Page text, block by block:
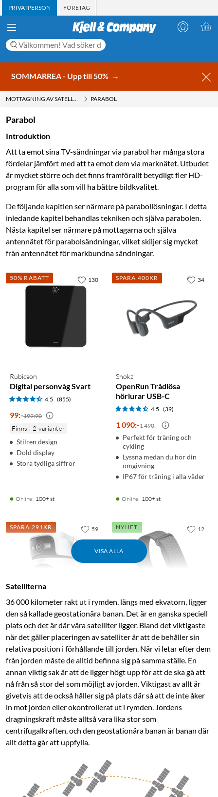
PRIVATPERSON FÖRETAG
SOMMARREA - Upp till 50% →
MOTTAGNING AV SATELLIT-TV PARABOL
Parabol
Introduktion
Att ta emot sina TV-sändningar via parabol har många stora
fördelar jämfört med att ta emot dem via marknätet. Utbudet
är mycket större och det finns framförallt betydligt fler HD-
program för alla som vill ha bättre bildkvalitet.
De följande kapitlen ser närmare på parabollösningar. I detta
inledande kapitel ­behandlas tekniken och själva parabolen.
Nästa kapitel ser närmare på mottagarna och själva
antennätet för parabolsändningar, vilket skiljer sig mycket
från antennätet för markbundna sändningar.
50% RABATT
Rubicson
Digital personvåg Svart
4.5 (855)
99:-199:90
Finns i 2 varianter
Stilren design
Dold display
Stora tydliga siffror
Online: 100+ st
130 SPARA 400KR
Shokz
OpenRun Trådlösa
hörlurar USB-C
4.5 (39)
1 090:-1 490:-
Perfekt för träning och
cykling
Lyssna medan du hör din
omgivning
IP67 för träning i alla väder
Online: 100+ st
34
VISA ALLA
SPARA 291KR
TP-Link
Tapo C545D
Övervakningskamera med
dubbla linser 2K, IP66, wifi
999:-1 290:-
Dubbla 2K-linser med
synkroniserad AI-spårning
Fullfärgs nattseende och 99
dB-siren
IP66-klassad för
utomhusbruk året runt
59 NYHET
Google
Fitbit Air skärmlöst
aktivitetsarmband
Obsidian
1 199:-
Finns i 3 varianter
Upp till 7 dagars batteritid
Puls, sömn och AFib-
övervakning
12
Satelliterna
36 000 kilometer rakt ut i rymden, längs med ekvatorn, ligger
den så kallade geo­stationära banan. Det är en ganska speciell
plats och det är där våra satelliter ligger. Bland det viktigaste
när det gäller placeringen av satelliter är att de behåller sin
relativa position i förhållande till jorden. När vi letar efter dem
från jorden måste de alltid ­befinna sig på samma ställe. En
annan viktig sak är att de ligger högt upp för att de ska gå att
nå från så stor del som möjligt av jorden. Viktigast av allt är
givetvis att de också håller sig på plats där så att de inte åker
in mot jorden eller okontrollerat ut i rymden. Jordens
dragningskraft måste alltså vara lika stor som
centrifugalkraften, och den geostationära banan är banan där
allt detta går att uppfylla.